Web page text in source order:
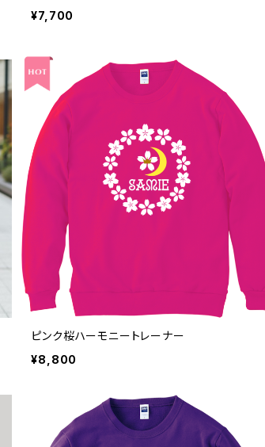
¥7,700
ピンク桜ハーモニートレーナー
¥8,800